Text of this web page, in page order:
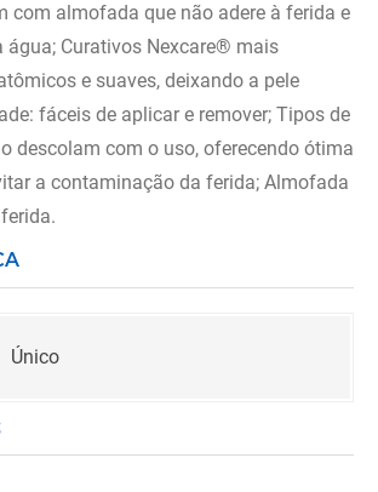
com almofada que não adere à ferida e
água; Curativos Nexcare® mais
e suaves, deixando a pele
fáceis de aplicar e remover; Tipos de
descolam com o uso, oferecendo ótima
a contaminação da ferida; Almofada
Único